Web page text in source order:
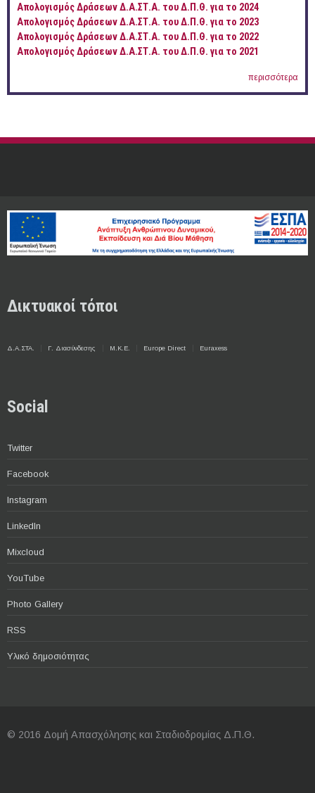
Απολογισμός Δράσεων Δ.Α.ΣΤ.Α. του Δ.Π.Θ. για το 2024
Απολογισμός Δράσεων Δ.Α.ΣΤ.Α. του Δ.Π.Θ. για το 2023
Απολογισμός Δράσεων Δ.Α.ΣΤ.Α. του Δ.Π.Θ. για το 2022
Απολογισμός Δράσεων Δ.Α.ΣΤ.Α. του Δ.Π.Θ. για το 2021
περισσότερα
Δικτυακοί τόποι
Δ.Α.ΣΤΑ. Γ. Διασύνδεσης Μ.Κ.Ε. Europe Direct Euraxess
Social
Twitter
Facebook
Instagram
LinkedIn
Mixcloud
YouTube
Photo Gallery
RSS
Υλικό δημοσιότητας
© 2016 Δομή Απασχόλησης και Σταδιοδρομίας Δ.Π.Θ.